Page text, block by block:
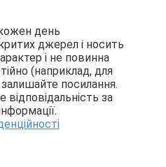
день
джерел і носить
і не повинна
(наприклад, для
посилання.
відповідальність за